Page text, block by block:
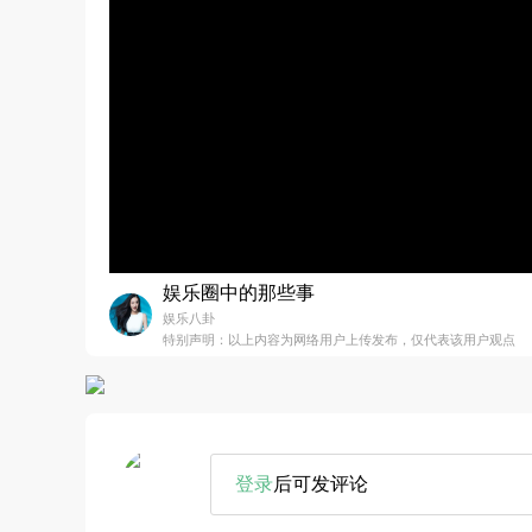
娱乐圈中的那些事
娱乐八卦
特别声明：以上内容为网络用户上传发布，仅代表该用户观点
登录后可发评论